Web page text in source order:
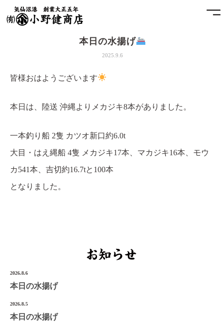
本日の水揚げ
2025.9.6
皆様おはようございます
本日は、陸送 沖縄よりメカジキ8本がありました。
一本釣り船 2隻 カツオ新口約6.0t
大目・はえ縄船 4隻 メカジキ17本、マカジキ16本、モウ
カ541本、吉切約16.7tと100本
となりました。
2026.8.6
本日の水揚げ
2026.8.5
本日の水揚げ
小野健商店について
魚問屋と港町の発展
アクセス
お問合せ